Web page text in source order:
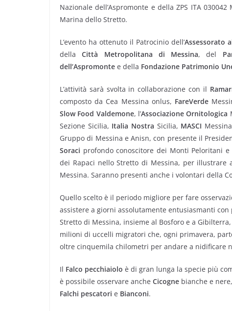
Nazionale dell’Aspromonte e della ZPS ITA
Marina dello Stretto.
L’evento ha ottenuto il Patrocinio dell’Assessorato
dellaCittà Metropolitana di Messina, del
dell’Aspromonte e della Fondazione Patrimonio
L’attività sarà svolta in collaborazione con il
composto da Cea Messina onlus, FareVerde
Slow Food Valdemone, l’Associazione Ornitologica
Sezione Sicilia, Italia Nostra Sicilia, MASCI
Gruppo di Messina e Anisn, con presente il
Soraci profondo conoscitore dei Monti Peloritani e
dei Rapaci nello Stretto di Messina, per
Messina. Saranno presenti anche i volontari della
Quello scelto è il periodo migliore per fare
assistere a giorni assolutamente entusiasmanti
Stretto di Messina, insieme al Bosforo e a
milioni di uccelli migratori che, ogni primavera,
oltre cinquemila chilometri per andare a nidificare
Il Falco pecchiaiolo è di gran lunga la specie più
è possibile osservare anche Cicogne bianche e nere,
Falchi pescatori e Bianconi.